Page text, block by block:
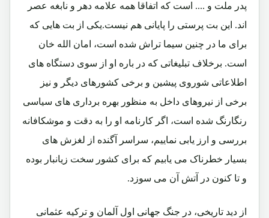
پدر ملت و .... است که اتفاقا همه علامه دهر و نابغه عصر
اند. این بت پرستی را پایانی هم نیست.یکی از بت هایی که
برای ما در چنین سیما تراش شده است، امان الله خان
است. برخلاف تبلیغاتی که در باره او از سوی دستگاه های
اطلاعاتی شوروی پیشین و برخی کشورهای دیگر و نیز
برخی از نیروهای داخل به منظور بهره برداری های سیاسی
رنگارنگ شده است، اگر کارنامه او را به دقت و موشکافانه
بررسی و ارز یابی نماییم، سراسر آگنده از لغزش های
بسیار خطرناک می یابیم که برای کشور سخت زیانبار بوده
و تا کنون در آتش آن می سوزد.
از دید تاریخی، در جنگ جهانی اول آلمان و ترکیه عثمانی